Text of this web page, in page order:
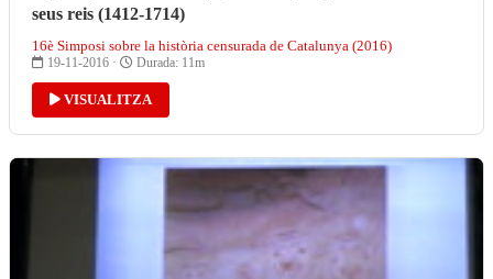
seus reis (1412-1714)
16è Simposi sobre la història censurada de Catalunya (2016)
19-11-2016 · Durada: 11m
VISUALITZA